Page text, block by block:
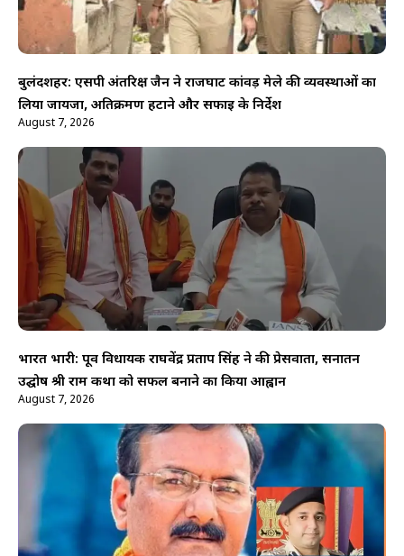
बुलंदशहर: एसपी अंतरिक्ष जैन ने राजघाट कांवड़ मेले की व्यवस्थाओं का
लिया जायजा, अतिक्रमण हटाने और सफाई के निर्देश
August 7, 2026
भारत भारी: पूर्व विधायक राघवेंद्र प्रताप सिंह ने की प्रेसवार्ता, सनातन
उद्घोष श्री राम कथा को सफल बनाने का किया आह्वान
August 7, 2026